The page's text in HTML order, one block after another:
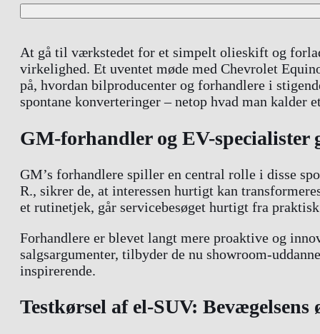
At gå til værkstedet for et simpelt olieskift og
virkelighed. Et uventet møde med Chevrolet
på, hvordan bilproducenter og forhandlere i
spontane konverteringer – netop hvad man kalder
GM-forhandler og EV-specialister
GM’s forhandlere spiller en central rolle i disse
R., sikrer de, at interessen hurtigt kan
et rutinetjek, går servicebesøget hurtigt fra
Forhandlere er blevet langt mere proaktive og
salgsargumenter, tilbyder de nu showroom-
inspirerende.
Testkørsel af el-SUV: Bevægelsens